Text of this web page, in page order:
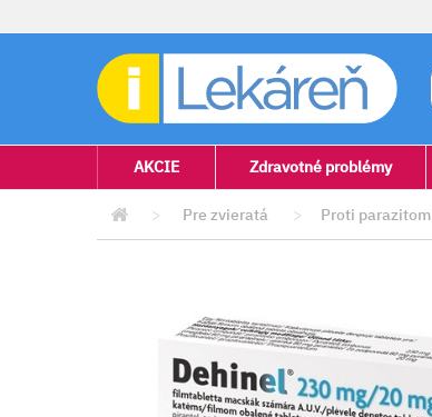
AKCIE Zdravotné problémy
> Pre zvieratá > Proti parazitom